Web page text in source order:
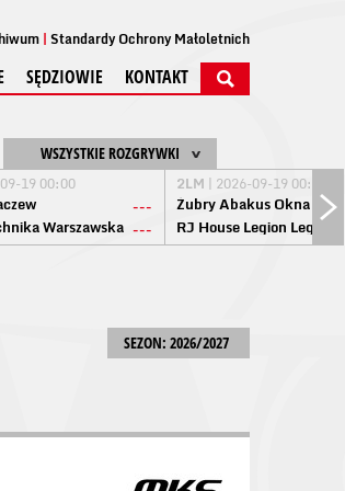
Standardy Ochrony Małoletnich
SĘDZIOWIE KONTAKT
WSZYSTKIE ROZGRYWKI
19 00:00
---
Warszawska ---
2LM | 2026-09-19 00:00
Żubry Abakus Okna
RJ House Legion
SEZON: 2026/2027